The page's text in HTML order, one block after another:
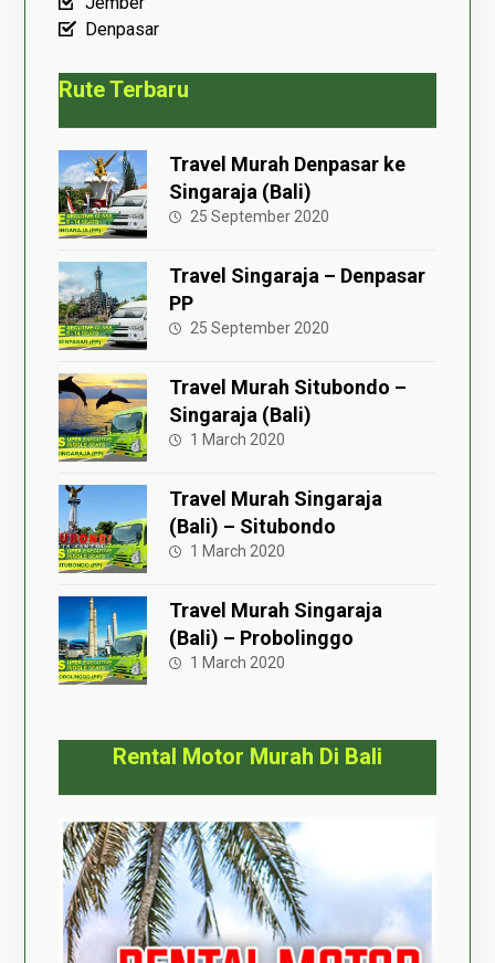
Denpasar
Rute Terbaru
Travel Murah Denpasar ke
Singaraja (Bali)
25 September 2020
Travel Singaraja – Denpasar
PP
25 September 2020
Travel Murah Situbondo –
Singaraja (Bali)
1 March 2020
Travel Murah Singaraja
(Bali) – Situbondo
1 March 2020
Travel Murah Singaraja
(Bali) – Probolinggo
1 March 2020
Rental Motor Murah Di Bali